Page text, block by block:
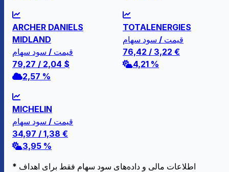
ARCHER DANIELS
MIDLAND
قیمت / سود سهام
79,27 / 2,04 $
2,57 %
TOTALENERGIES
قیمت / سود سهام
76,42 / 3,22 €
4,21 %
MICHELIN
قیمت / سود سهام
34,97 / 1,38 €
3,95 %
* اطلاعات مالی و داده‌های سود سهام فقط برای اهداف